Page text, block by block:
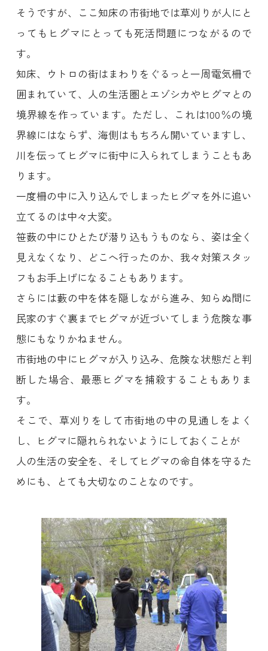
そうですが、ここ知床の市街地では草刈りが人にと
ってもヒグマにとっても死活問題につながるので
す。
知床、ウトロの街はまわりをぐるっと一周電気柵で
囲まれていて、人の生活圏とエゾシカやヒグマとの
境界線を作っています。ただし、これは100％の境
界線にはならず、海側はもちろん開いていますし、
川を伝ってヒグマに街中に入られてしまうこともあ
ります。
一度柵の中に入り込んでしまったヒグマを外に追い
立てるのは中々大変。
笹薮の中にひとたび潜り込もうものなら、姿は全く
見えなくなり、どこへ行ったのか、我々対策スタッ
フもお手上げになることもあります。
さらには藪の中を体を隠しながら進み、知らぬ間に
民家のすぐ裏までヒグマが近づいてしまう危険な事
態にもなりかねません。
市街地の中にヒグマが入り込み、危険な状態だと判
断した場合、最悪ヒグマを捕殺することもありま
す。
そこで、草刈りをして市街地の中の見通しをよく
し、ヒグマに隠れられないようにしておくことが
人の生活の安全を、そしてヒグマの命自体を守るた
めにも、とても大切なのことなのです。